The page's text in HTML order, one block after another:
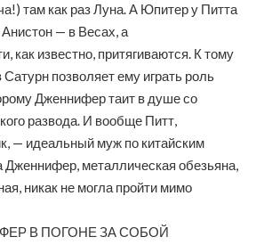
там как раз Луна. А Юпитер у Питта
Анистон — в Весах, а
как известно, притягиваются. К тому
позволяет ему играть роль
Дженнифер таит в душе со
развода. И вообще Питт,
— идеальный муж по китайским
Дженнифер, металлическая обезьяна,
никак не могла пройти мимо
В ПОГОНЕ ЗА СОБОЙ